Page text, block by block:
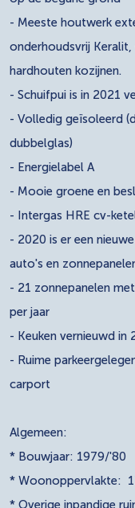
- Meeste houtwerk
onderhoudsvrij
hardhouten kozijnen.
- Schuifpui is in 2021
- Volledig geïsoleerd
dubbelglas)
- Energielabel A
- Mooie groene en
- Intergas HRE cv-
- 2020 is er een
auto's en
- 21 zonnepanelen
per jaar
- Keuken vernieuwd in
- Ruime
carport
Algemeen:
* Bouwjaar: 1979/'80
* Woonoppervlakte:
* Overige inpandige